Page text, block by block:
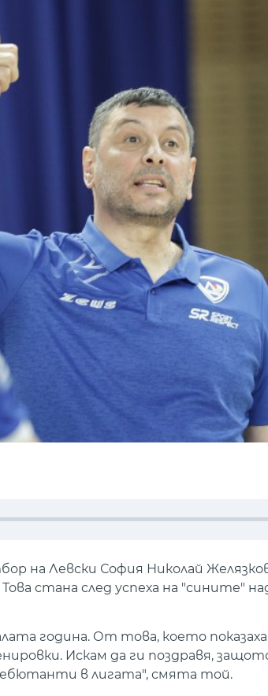
на Левски София Николай
стана след успеха на "сините"
година. От това, което
Искам да ги поздравя,
в лигата", смята той.